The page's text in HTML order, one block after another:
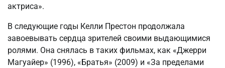
актриса».
В следующие годы Келли Престон продолжала
завоевывать сердца зрителей своими выдающимися
ролями. Она снялась в таких фильмах, как «Джерри
Магуайер» (1996), «Братья» (2009) и «За пределами